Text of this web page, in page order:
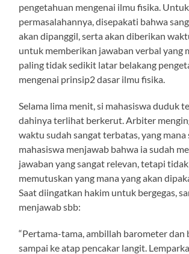
pengetahuan mengenai ilmu fisika.
permasalahannya, disepakati bahwa
akan dipanggil, serta akan diberikan
untuk memberikan jawaban verbal yang
paling tidak sedikit latar belakang
mengenai prinsip2 dasar ilmu fisika.
Selama lima menit, si mahasiswa duduk
dahinya terlihat berkerut. Arbiter
waktu sudah sangat terbatas, yang mana
mahasiswa menjawab bahwa ia sudah
jawaban yang sangat relevan, tetapi
memutuskan yang mana yang akan
Saat diingatkan hakim untuk bergegas,
menjawab sbb:
“Pertama-tama, ambillah barometer dan
sampai ke atap pencakar langit.